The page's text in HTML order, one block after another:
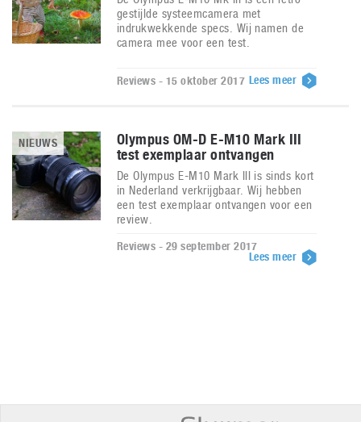
gestijlde systeemcamera met
indrukwekkende specs. Wij namen de
camera mee voor een test.
Reviews - 15 oktober 2017 Lees meer
NIEUWS
Olympus OM-D E-M10 Mark III
test exemplaar ontvangen
De Olympus E-M10 Mark III is sinds kort
in Nederland verkrijgbaar. Wij hebben
een test exemplaar ontvangen voor een
review.
Reviews - 29 september 2017
Lees meer